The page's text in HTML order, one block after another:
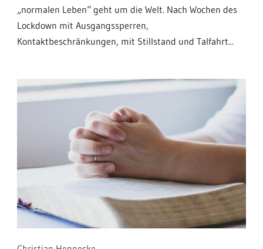
„normalen Leben“ geht um die Welt. Nach Wochen des
Lockdown mit Ausgangssperren,
Kontaktbeschränkungen, mit Stillstand und Talfahrt...